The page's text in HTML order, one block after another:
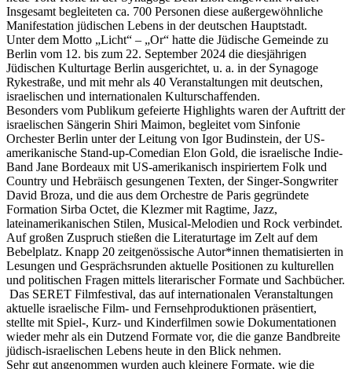
Insgesamt begleiteten ca. 700 Personen diese außergewöhnliche
Manifestation jüdischen Lebens in der deutschen Hauptstadt.
Unter dem Motto „Licht“ – „Or“ hatte die Jüdische Gemeinde zu
Berlin vom 12. bis zum 22. September 2024 die diesjährigen
Jüdischen Kulturtage Berlin ausgerichtet, u. a. in der Synagoge
Rykestraße, und mit mehr als 40 Veranstaltungen mit deutschen,
israelischen und internationalen Kulturschaffenden.
Besonders vom Publikum gefeierte Highlights waren der Auftritt der
israelischen Sängerin Shiri Maimon, begleitet vom Sinfonie
Orchester Berlin unter der Leitung von Igor Budinstein, der US-
amerikanische Stand-up-Comedian Elon Gold, die israelische Indie-
Band Jane Bordeaux mit US-amerikanisch inspiriertem Folk und
Country und Hebräisch gesungenen Texten, der Singer-Songwriter
David Broza, und die aus dem Orchestre de Paris gegründete
Formation Sirba Octet, die Klezmer mit Ragtime, Jazz,
lateinamerikanischen Stilen, Musical-Melodien und Rock verbindet.
Auf großen Zuspruch stießen die Literaturtage im Zelt auf dem
Bebelplatz. Knapp 20 zeitgenössische Autor*innen thematisierten in
Lesungen und Gesprächsrunden aktuelle Positionen zu kulturellen
und politischen Fragen mittels literarischer Formate und Sachbücher.
Das SERET Filmfestival, das auf internationalen Veranstaltungen
aktuelle israelische Film- und Fernsehproduktionen präsentiert,
stellte mit Spiel-, Kurz- und Kinderfilmen sowie Dokumentationen
wieder mehr als ein Dutzend Formate vor, die die ganze Bandbreite
jüdisch-israelischen Lebens heute in den Blick nehmen.
Sehr gut angenommen wurden auch kleinere Formate, wie die